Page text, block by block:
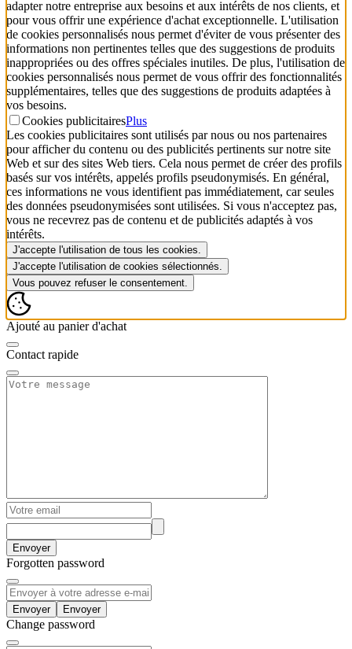
adapter notre entreprise aux besoins et aux intérêts de nos clients, et
pour vous offrir une expérience d'achat exceptionnelle. L'utilisation
de cookies personnalisés nous permet d'éviter de vous présenter des
informations non pertinentes telles que des suggestions de produits
inappropriées ou des offres spéciales inutiles. De plus, l'utilisation de
cookies personnalisés nous permet de vous offrir des fonctionnalités
supplémentaires, telles que des suggestions de produits adaptées à
vos besoins.
Cookies publicitairesPlus
Les cookies publicitaires sont utilisés par nous ou nos partenaires
pour afficher du contenu ou des publicités pertinents sur notre site
Web et sur des sites Web tiers. Cela nous permet de créer des profils
basés sur vos intérêts, appelés profils pseudonymisés. En général,
ces informations ne vous identifient pas immédiatement, car seules
des données pseudonymisées sont utilisées. Si vous n'acceptez pas,
vous ne recevrez pas de contenu et de publicités adaptés à vos
intérêts.
J'accepte l'utilisation de tous les cookies.
J'accepte l'utilisation de cookies sélectionnés.
Vous pouvez refuser le consentement.
Ajouté au panier d'achat
Contact rapide
Envoyer
Forgotten password
Envoyer
Change password